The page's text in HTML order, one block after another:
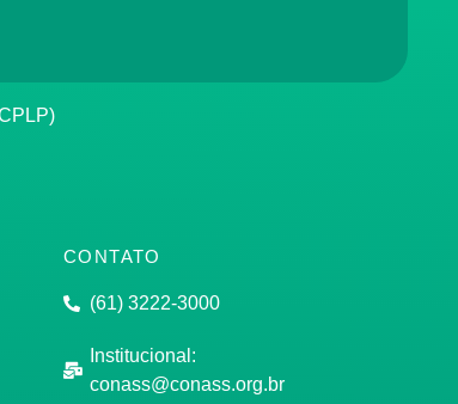
CONTATO
(61) 3222-3000
Institucional:
conass@conass.org.br